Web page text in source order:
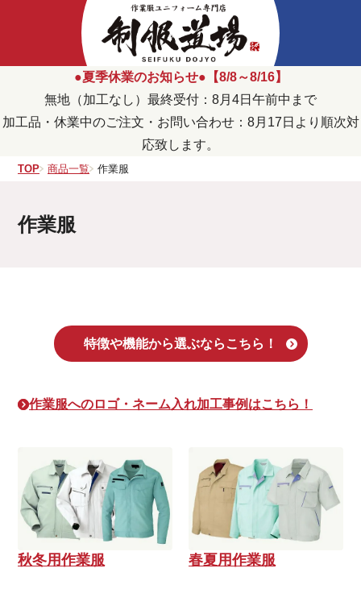
●夏季休業のお知らせ●【8/8～8/16】
無地（加工なし）最終受付：8月4日午前中まで
加工品・休業中のご注文・お問い合わせ：8月17日より順次対
応致します。
TOP 商品一覧 作業服
作業服
特徴や機能から選ぶならこちら！
作業服へのロゴ・ネーム入れ加工事例はこちら！
秋冬用作業服 春夏用作業服